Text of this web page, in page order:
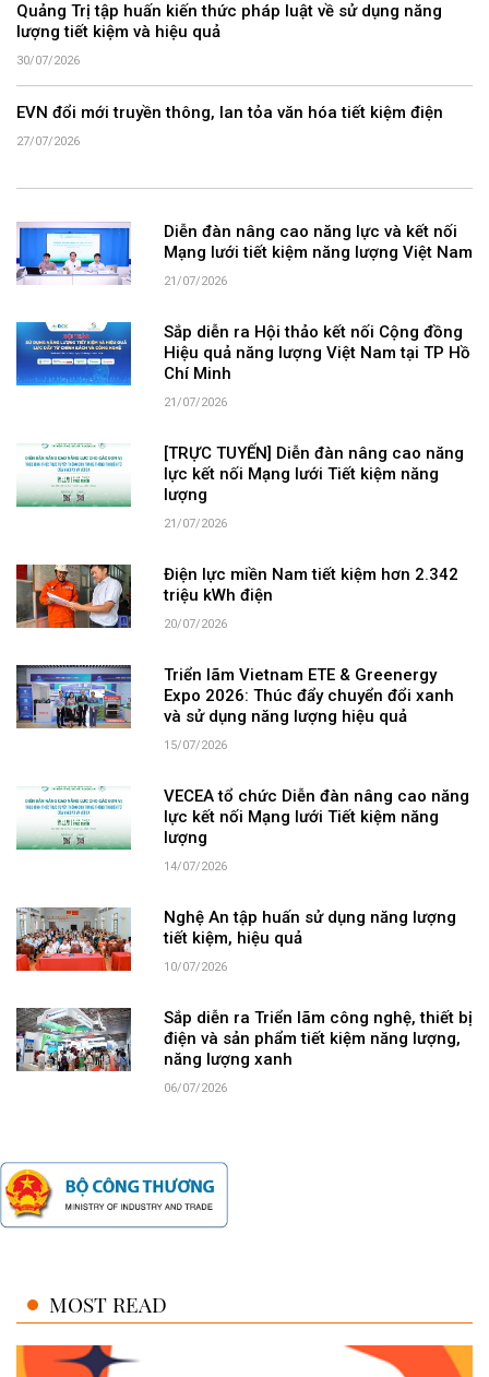
Quảng Trị tập huấn kiến thức pháp luật về sử dụng năng
lượng tiết kiệm và hiệu quả
30/07/2026
EVN đổi mới truyền thông, lan tỏa văn hóa tiết kiệm điện
27/07/2026
Diễn đàn nâng cao năng lực và kết nối
Mạng lưới tiết kiệm năng lượng Việt Nam
21/07/2026
Sắp diễn ra Hội thảo kết nối Cộng đồng
Hiệu quả năng lượng Việt Nam tại TP Hồ
Chí Minh
21/07/2026
[TRỰC TUYẾN] Diễn đàn nâng cao năng
lực kết nối Mạng lưới Tiết kiệm năng
lượng
21/07/2026
Điện lực miền Nam tiết kiệm hơn 2.342
triệu kWh điện
20/07/2026
Triển lãm Vietnam ETE & Greenergy
Expo 2026: Thúc đẩy chuyển đổi xanh
và sử dụng năng lượng hiệu quả
15/07/2026
VECEA tổ chức Diễn đàn nâng cao năng
lực kết nối Mạng lưới Tiết kiệm năng
lượng
14/07/2026
Nghệ An tập huấn sử dụng năng lượng
tiết kiệm, hiệu quả
10/07/2026
Sắp diễn ra Triển lãm công nghệ, thiết bị
điện và sản phẩm tiết kiệm năng lượng,
năng lượng xanh
06/07/2026
MOST READ